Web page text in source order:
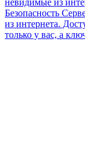
невидимые из
Безопасность
из интернета.
только у вас, а